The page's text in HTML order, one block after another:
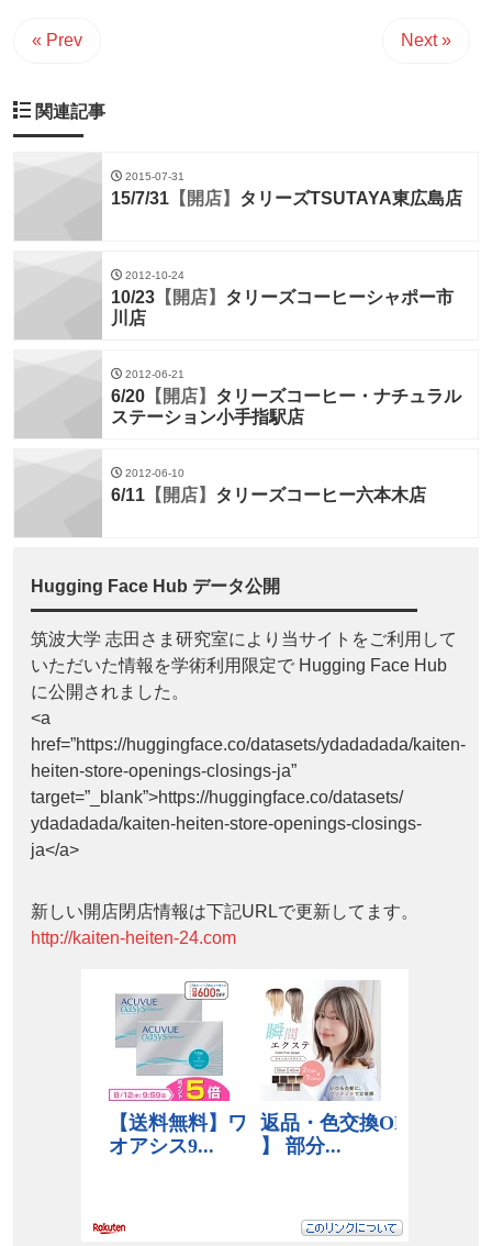
« Prev Next »
関連記事
2015-07-31
15/7/31 【開店】 タリーズTSUTAYA東広島店
2012-10-24
10/23 【開店】 タリーズコーヒーシャポー市
川店
2012-06-21
6/20 【開店】 タリーズコーヒー・ナチュラル
ステーション小手指駅店
2012-06-10
6/11 【開店】 タリーズコーヒー六本木店
Hugging Face Hub データ公開
筑波大学 志田さま研究室により当サイトをご利用して
いただいた情報を学術利用限定で Hugging Face Hub
に公開されました。
<a
href=”https://huggingface.co/datasets/ydadadada/kaiten-
heiten-store-openings-closings-ja”
target=”_blank”>https://huggingface.co/datasets/
ydadadada/kaiten-heiten-store-openings-closings-
ja</a>
新しい開店閉店情報は下記URLで更新してます。
http://kaiten-heiten-24.com